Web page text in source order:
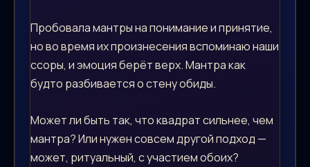
Пробовала мантры на понимание и принятие,
но во время их произнесения вспоминаю наши
ссоры, и эмоция берёт верх. Мантра как
будто разбивается о стену обиды.
Может ли быть так, что квадрат сильнее, чем
мантра? Или нужен совсем другой подход —
может, ритуальный, с участием обоих?